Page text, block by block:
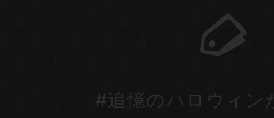
#追憶のハロウィン